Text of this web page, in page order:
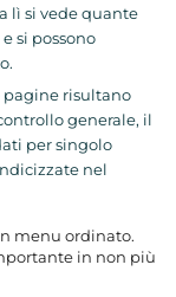
lì si vede quante
si possono
pagine risultano
generale, il
per singolo
nel
menu ordinato.
in non più